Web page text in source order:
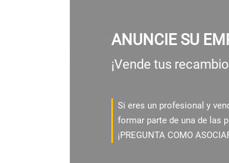
ANUNCIE SU
¡Vende tus
Si eres un profesional y
formar parte de una de las
¡PREGUNTA COMO